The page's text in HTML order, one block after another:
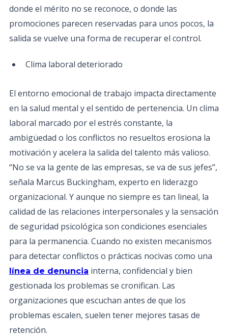
donde el mérito no se reconoce, o donde las
promociones parecen reservadas para unos pocos, la
salida se vuelve una forma de recuperar el control.
Clima laboral deteriorado
El entorno emocional de trabajo impacta directamente
en la salud mental y el sentido de pertenencia. Un clima
laboral marcado por el estrés constante, la
ambigüedad o los conflictos no resueltos erosiona la
motivación y acelera la salida del talento más valioso.
“No se va la gente de las empresas, se va de sus jefes”,
señala Marcus Buckingham, experto en liderazgo
organizacional. Y aunque no siempre es tan lineal, la
calidad de las relaciones interpersonales y la sensación
de seguridad psicológica son condiciones esenciales
para la permanencia. Cuando no existen mecanismos
para detectar conflictos o prácticas nocivas como una
línea de denuncia interna, confidencial y bien
gestionada los problemas se cronifican. Las
organizaciones que escuchan antes de que los
problemas escalen, suelen tener mejores tasas de
retención.